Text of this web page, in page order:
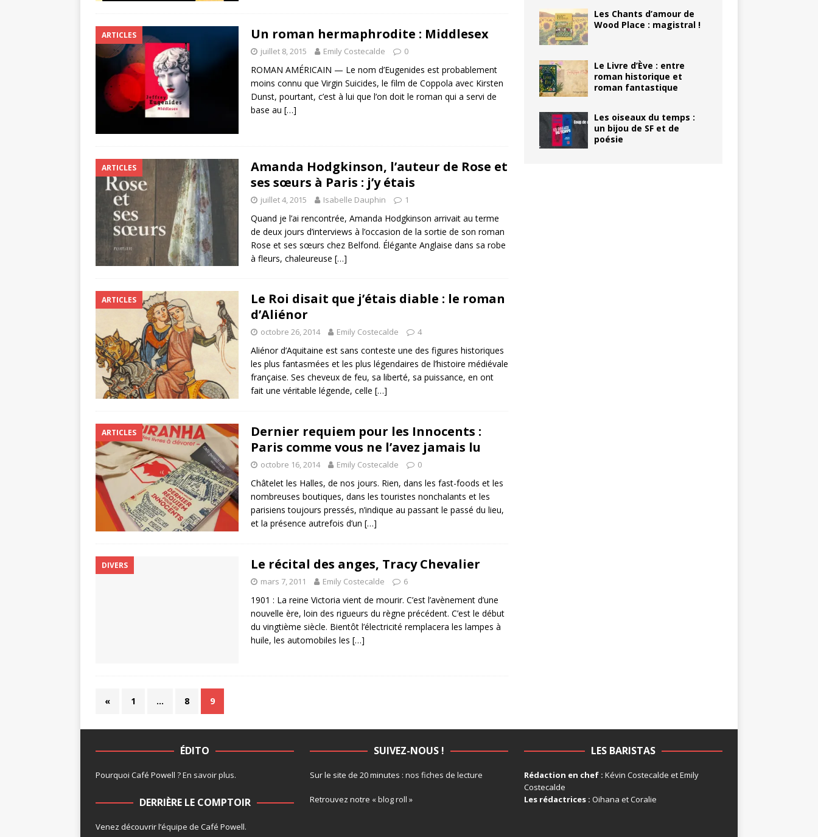
ARTICLES Un roman hermaphrodite : Middlesex
juillet 8, 2015 Emily Costecalde 0
ROMAN AMÉRICAIN — Le nom d’Eugenides est probablement
moins connu que Virgin Suicides, le film de Coppola avec Kirsten
Dunst, pourtant, c’est à lui que l’on doit le roman qui a servi de
base au […]
ARTICLES
Amanda Hodgkinson, l’auteur de Rose et
ses sœurs à Paris : j’y étais
juillet 4, 2015 Isabelle Dauphin 1
Quand je l’ai rencontrée, Amanda Hodgkinson arrivait au terme
de deux jours d’interviews à l’occasion de la sortie de son roman
Rose et ses sœurs chez Belfond. Élégante Anglaise dans sa robe
à fleurs, chaleureuse […]
ARTICLES
Le Roi disait que j’étais diable : le roman
d’Aliénor
octobre 26, 2014 Emily Costecalde 4
Aliénor d’Aquitaine est sans conteste une des figures historiques
les plus fantasmées et les plus légendaires de l’histoire médiévale
française. Ses cheveux de feu, sa liberté, sa puissance, en ont
fait une véritable légende, celle […]
ARTICLES
Dernier requiem pour les Innocents :
Paris comme vous ne l’avez jamais lu
octobre 16, 2014 Emily Costecalde 0
Châtelet les Halles, de nos jours. Rien, dans les fast-foods et les
nombreuses boutiques, dans les touristes nonchalants et les
parisiens toujours pressés, n’indique au passant le passé du lieu,
et la présence autrefois d’un […]
DIVERS Le récital des anges, Tracy Chevalier
mars 7, 2011 Emily Costecalde 6
1901 : La reine Victoria vient de mourir. C’est l’avènement d’une
nouvelle ère, loin des rigueurs du règne précédent. C’est le début
du vingtième siècle. Bientôt l’électricité remplacera les lampes à
huile, les automobiles les […]
« 1 … 8 9
Les Chants d’amour de
Wood Place : magistral !
Le Livre d’Ève : entre
roman historique et
roman fantastique
Les oiseaux du temps :
un bijou de SF et de
poésie
ÉDITO
Pourquoi Café Powell ?En savoir plus.
DERRIÈRE LE COMPTOIR
Venez découvrir l’équipe de Café Powell.
SUIVEZ-NOUS !
Sur le site de 20 minutes : nos fiches de lecture
Retrouvez notre « blog roll »
LES BARISTAS
Rédaction en chef : Kévin Costecalde et Emily
Costecalde
Les rédactrices : Oihana et Coralie